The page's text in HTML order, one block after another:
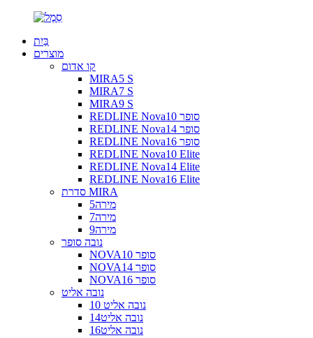
בַּיִת
מוצרים
קו אדום
MIRA5 S
MIRA7 S
MIRA9 S
REDLINE Nova10 סופר
REDLINE Nova14 סופר
REDLINE Nova16 סופר
REDLINE Nova10 Elite
REDLINE Nova14 Elite
REDLINE Nova16 Elite
סדרת MIRA
מירה5
מירה7
מירה9
נובה סופר
NOVA10 סופר
NOVA14 סופר
NOVA16 סופר
נובה אליט
נובה אליט 10
נובה אליט14
נובה אליט16